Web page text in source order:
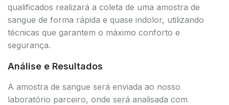
qualificados realizará a coleta de uma amostra de
sangue de forma rápida e quase indolor, utilizando
técnicas que garantem o máximo conforto e
segurança.
Análise e Resultados
A amostra de sangue será enviada ao nosso
laboratório parceiro, onde será analisada com